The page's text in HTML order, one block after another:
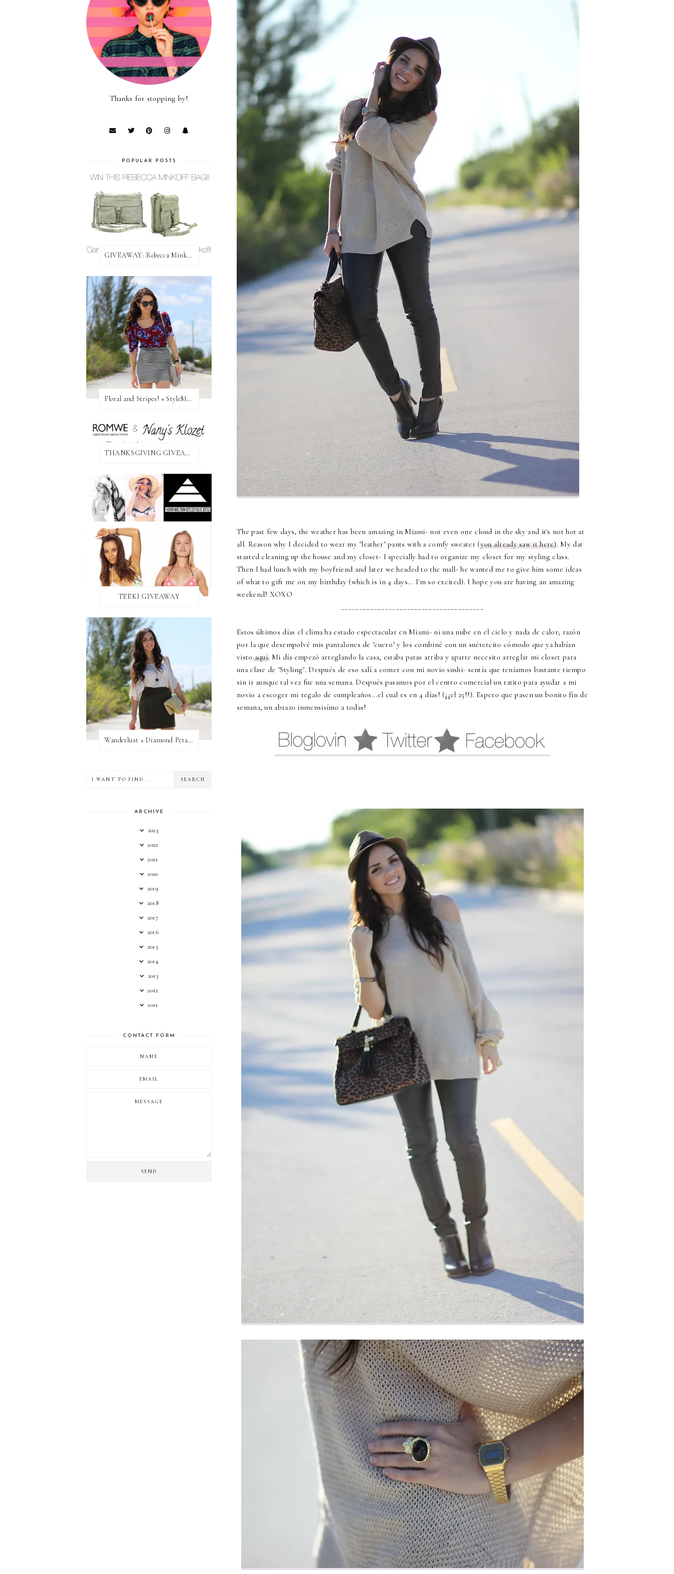
The past few days, the weather has been amazing in Miami- not even one cloud in the sky and it's not hot at
all. Reason why I decided to wear my "leather" pants with a comfy sweater (you already saw it here). My dat
started cleaning up the house and my closet- I specially had to organize my closet for my styling class.
Then I had lunch with my boyfriend and later we headed to the mall- he wanted me to give him some ideas
of what to gift me on my birthday (which is in 4 days... I'm so excited). I hope you are having an amazing
weekend! XOXO
Estos últimos días el clima ha estado espectacular en Miami- ni una nube en el cielo y nada de calor; razón
por la que desempolvé mis pantalones de "cuero" y los combiné con un suétercito cómodo que ya habían
vistoaquí. Mi día empezó arreglando la casa, estaba patas arriba y aparte necesito arreglar mi closet para
una clase de "Styling". Después de eso salí a comer con mi novio sushi- sentía que teníamos bastante tiempo
sin ir aunque tal vez fue una semana. Después pasamos por el centro comercial un ratito para ayudar a mi
novio a escoger mi regalo de cumpleaños...el cual es en 4 días! (¡¡el 25!!). Espero que pasen un bonito fin de
semana, un abrazo inmensisímo a todas!
Thanks for stopping by!
POPULAR POSTS
GIVEAWAY: Rebecca Minkoff Bag!
Floral and Stripes! + StyleMint GIVEAWAY!
THANKSGIVING GIVEAWAY!
TEEKI GIVEAWAY
Wanderlust + Diamond Petal Giveaway
ARCHIVE
2023
2022
2021
2020
2019
2018
2017
2016
2015
2014
2013
2012
2011
CONTACT FORM